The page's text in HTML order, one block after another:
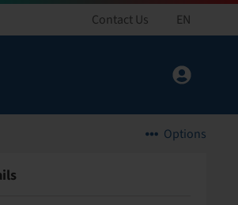
Contact Us EN
Options